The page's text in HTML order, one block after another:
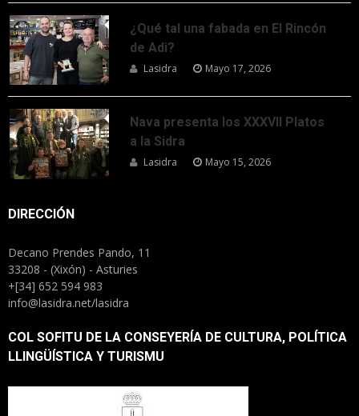
¿Qué tal una fabada en El Rincón
de Adi?
Lasidra Mayo 17, 2026
Nava presenta los XXXVII Platos
a la Sidra
Lasidra Mayo 15, 2026
DIRECCIÓN
Decano Prendes Pando, 11
33208 - (Xixón) - Asturies
+[34] 652 594 983
info@lasidra.net/lasidra
COL SOFITU DE LA CONSEYERÍA DE CULTURA, POLÍTICA
LLINGÜÍSTICA Y TURISMU